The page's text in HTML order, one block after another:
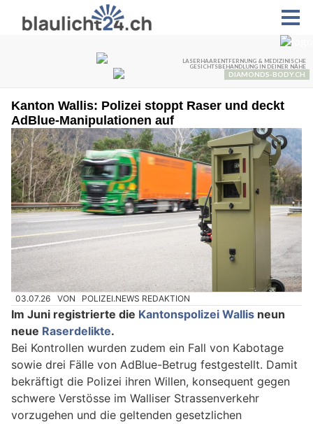
Kanton Wallis: Polizei stoppt Raser und deckt
AdBlue-Manipulationen auf
03.07.26 VON POLIZEI.NEWS REDAKTION
Im Juni registrierte die Kantonspolizei Wallis neun
neue Raserdelikte.
Bei Kontrollen wurden zudem ein Fall von Kabotage
sowie drei Fälle von AdBlue-Betrug festgestellt. Damit
bekräftigt die Polizei ihren Willen, konsequent gegen
schwere Verstösse im Walliser Strassenverkehr
vorzugehen und die geltenden gesetzlichen